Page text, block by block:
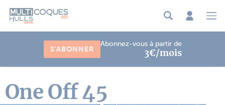
S'ABONNER
Abonnez-vous à partir de
3€/mois
One Off 45